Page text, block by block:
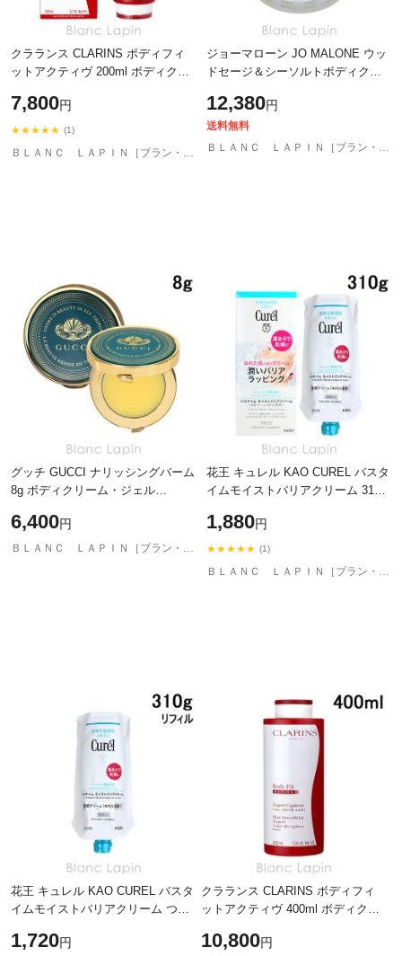
クラランス CLARINS ボディフィ
ットアクティヴ 200ml ボディクリ
7,800円
★★★★★ (1)
ＢＬＡＮＣ ＬＡＰＩＮ［ブラン・ラパン］
ジョーマローン JO MALONE ウッ
ドセージ＆シーソルトボディクレ
12,380円
送料無料
ＢＬＡＮＣ ＬＡＰＩＮ［ブラン・ラパン］
グッチ GUCCI ナリッシングバーム
8g ボディクリーム・ジェル
6,400円
ＢＬＡＮＣ ＬＡＰＩＮ［ブラン・ラパン］
花王 キュレル KAO CUREL バスタ
イムモイストバリアクリーム 310g
1,880円
★★★★★ (1)
ＢＬＡＮＣ ＬＡＰＩＮ［ブラン・ラパン］
花王 キュレル KAO CUREL バスタ
イムモイストバリアクリーム つけ
1,720円
クラランス CLARINS ボディフィ
ットアクティヴ 400ml ボディクリ
10,800円